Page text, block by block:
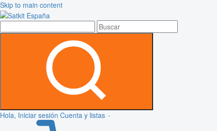
Skip to main content
Hola, Iniciar sesión Cuenta y listas